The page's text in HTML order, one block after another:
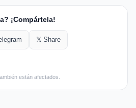
¡Compártela!
𝕏 Share
están afectados.